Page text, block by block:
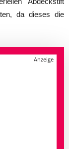
da dieses die